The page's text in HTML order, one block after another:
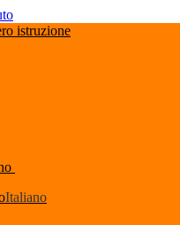
Italiano